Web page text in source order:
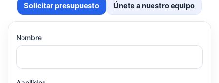
Solicitar presupuesto Únete a nuestro equipo
Nombre